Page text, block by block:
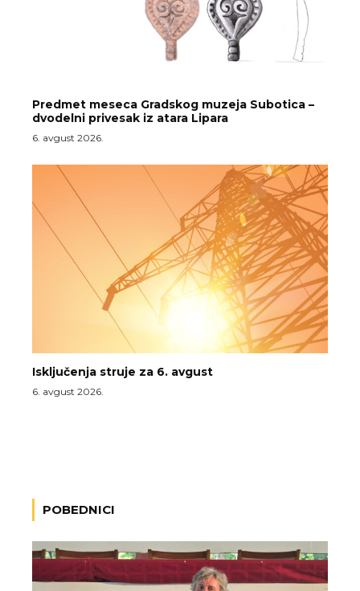
Predmet meseca Gradskog muzeja Subotica –
dvodelni privesak iz atara Lipara
6. avgust 2026.
Isključenja struje za 6. avgust
6. avgust 2026.
POBEDNICI